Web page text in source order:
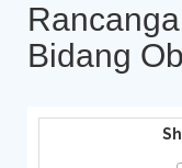
Bidang